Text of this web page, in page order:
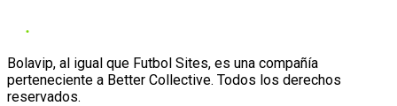
Bolavip, al igual que Futbol Sites, es una compañía
perteneciente a Better Collective. Todos los derechos
reservados.